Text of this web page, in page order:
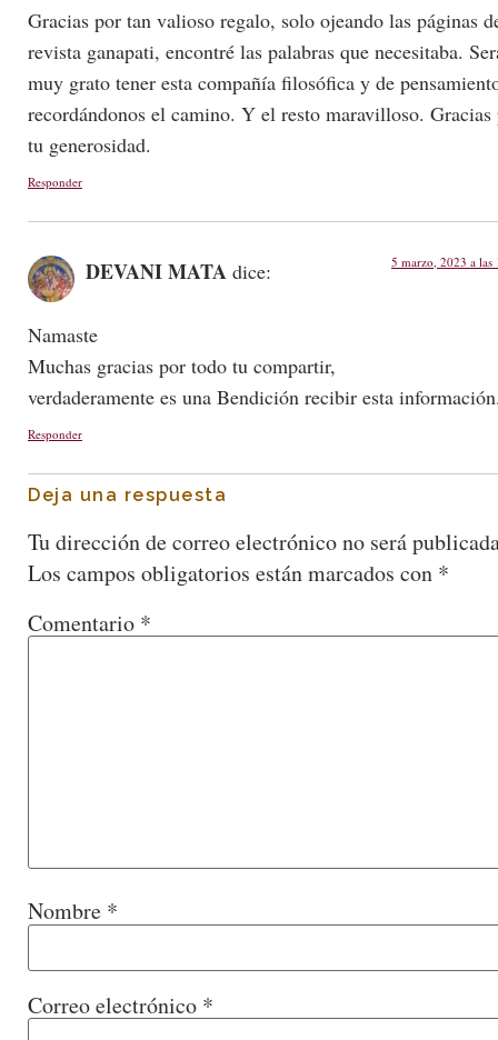
Gracias por tan valioso regalo, solo ojeando las páginas
revista ganapati, encontré las palabras que necesitaba.
muy grato tener esta compañía filosófica y de
recordándonos el camino. Y el resto maravilloso. Gracias
tu generosidad.
Responder
DEVANI MATA dice: 5 marzo, 2023 a las
Namaste
Muchas gracias por todo tu compartir,
verdaderamente es una Bendición recibir esta
Responder
Deja una respuesta
Tu dirección de correo electrónico no será
Los campos obligatorios están marcados con *
Comentario *
Nombre *
Correo electrónico *